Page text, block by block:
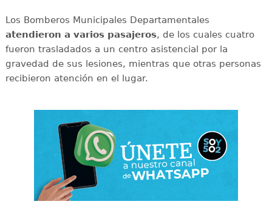
Los Bomberos Municipales Departamentales
atendieron a varios pasajeros, de los cuales cuatro
fueron trasladados a un centro asistencial por la
gravedad de sus lesiones, mientras que otras personas
recibieron atención en el lugar.